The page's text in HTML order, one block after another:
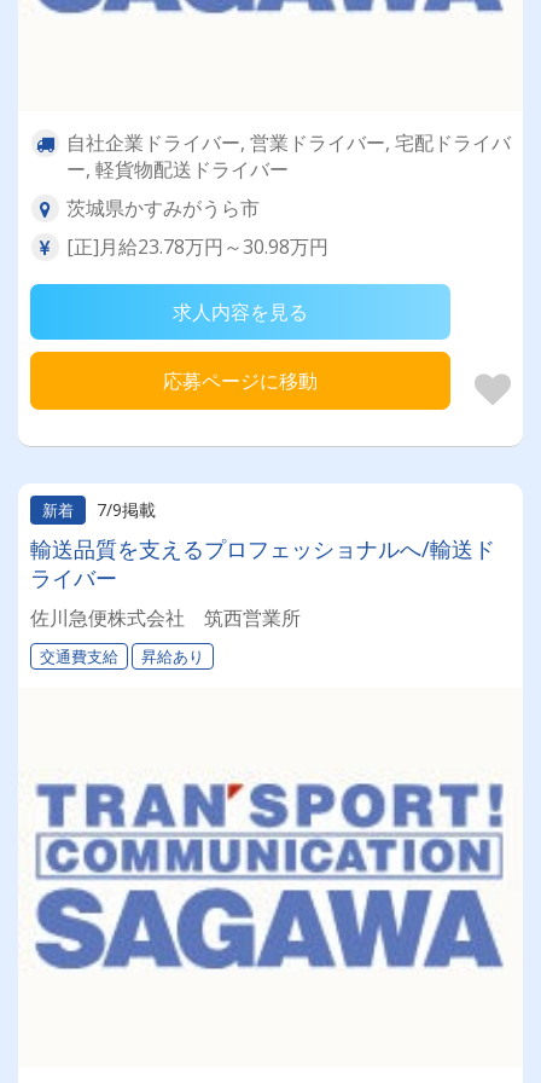
自社企業ドライバー, 営業ドライバー, 宅配ドライバ
ー, 軽貨物配送ドライバー
茨城県かすみがうら市
[正]月給23.78万円～30.98万円
求人内容を見る
応募ページに移動
新着 7/9掲載
輸送品質を支えるプロフェッショナルへ/輸送ド
ライバー
佐川急便株式会社 筑西営業所
交通費支給 昇給あり